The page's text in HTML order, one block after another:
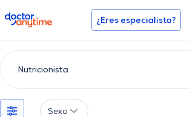
doctoranytime ¿Eres especialista?
Sexo